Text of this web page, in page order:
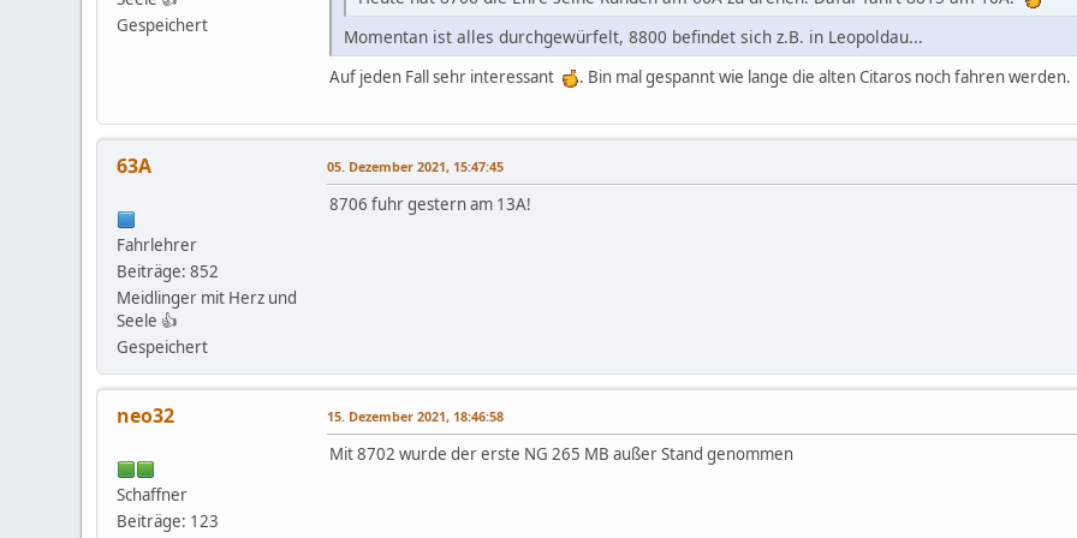
Gespeichert
Momentan ist alles durchgewürfelt, 8800 befindet sich z.B. in Leopoldau...
Auf jeden Fall sehr interessant . Bin mal gespannt wie lange die alten Citaros noch fahren
63A
Fahrlehrer
Beiträge: 852
Meidlinger mit Herz und
Seele 👍
Gespeichert
05. Dezember 2021, 15:47:45
8706 fuhr gestern am 13A!
neo32
Schaffner
Beiträge: 123
15. Dezember 2021, 18:46:58
Mit 8702 wurde der erste NG 265 MB außer Stand genommen